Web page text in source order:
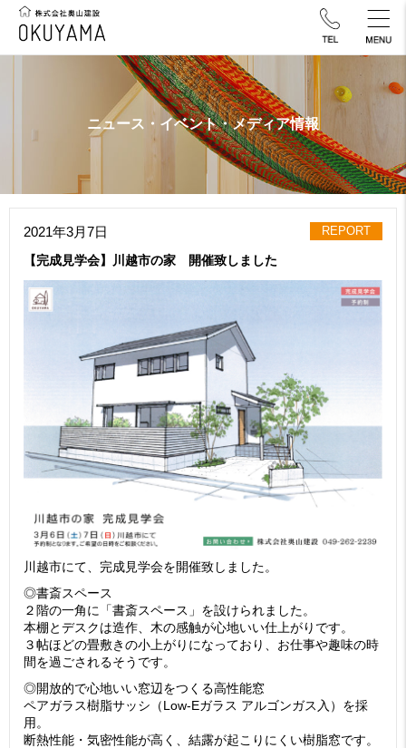
ニュース・イベント・メディア情報
2021年3月7日 REPORT
【完成見学会】川越市の家 開催致しました
川越市にて、完成見学会を開催致しました。
◎書斎スペース
２階の一角に「書斎スペース」を設けられました。
本棚とデスクは造作、木の感触が心地いい仕上がりです。
３帖ほどの畳敷きの小上がりになっており、お仕事や趣味の時
間を過ごされるそうです。
◎開放的で心地いい窓辺をつくる高性能窓
ペアガラス樹脂サッシ（Low-Eガラス アルゴンガス入）を採
用。
断熱性能・気密性能が高く、結露が起こりにくい樹脂窓です。